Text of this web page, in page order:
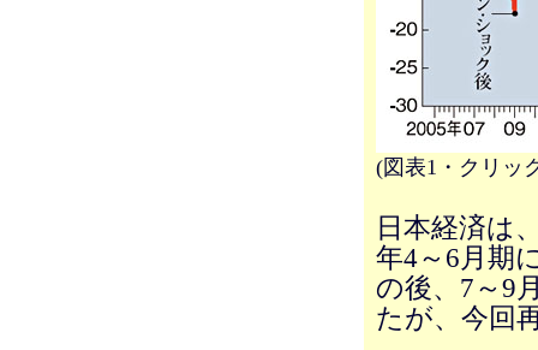
(図表1・クリッ
日本経済は
年4～6月期
の後、7～9
たが、今回